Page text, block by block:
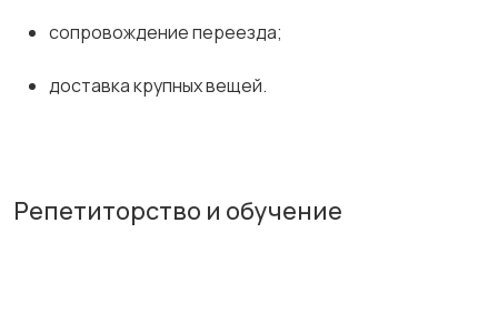
сопровождение переезда;
доставка крупных вещей.
Репетиторство и обучение